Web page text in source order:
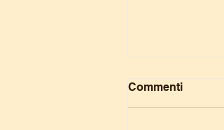
Commenti